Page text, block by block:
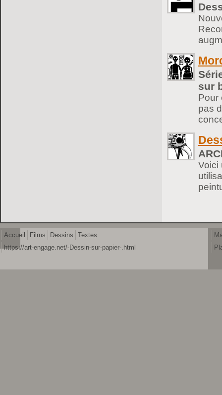
sur
Pour
pas
Voici
Accueil Films Dessins
Textes
https://art-engage.net/-Dessin-sur-papier-.html